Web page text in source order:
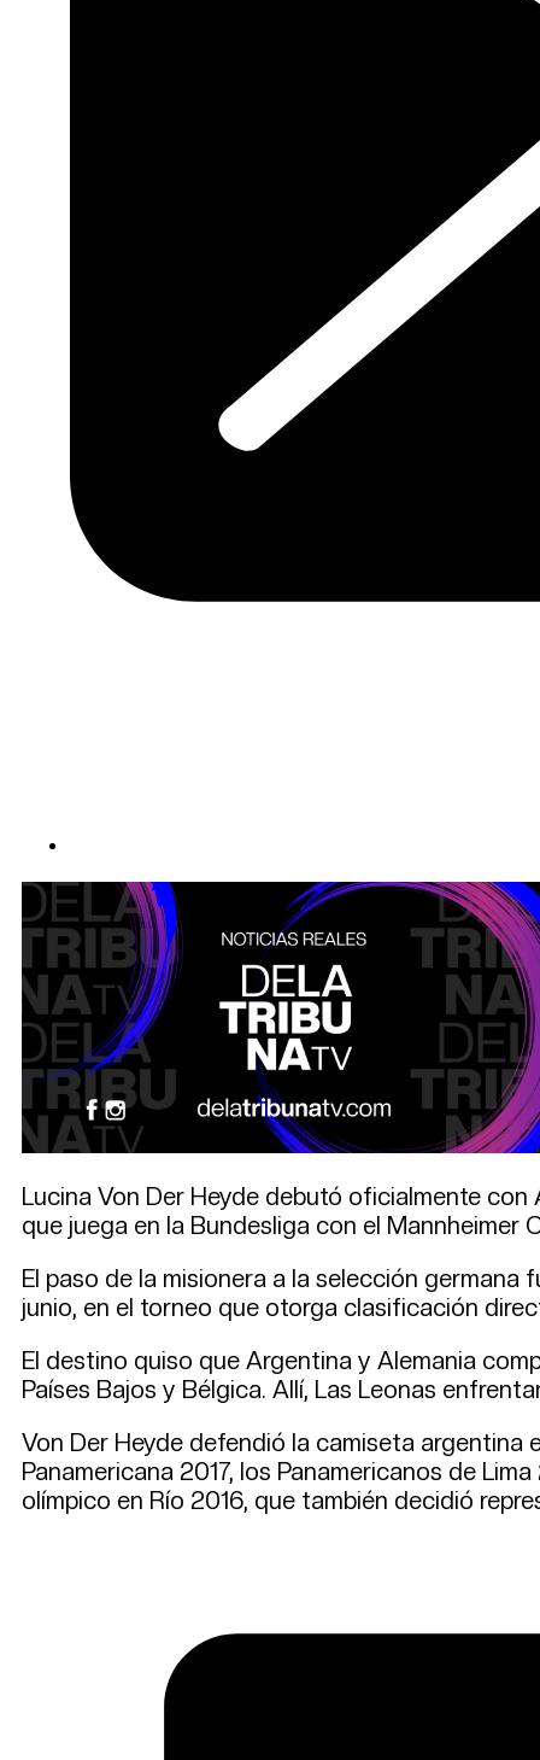
Lucina Von Der Heyde debutó oficialmente con
que juega en la Bundesliga con el
El paso de la misionera a la selección
junio, en el torneo que otorga clasificación
El destino quiso que Argentina y Alemania
Países Bajos y Bélgica. Allí, Las Leonas
Von Der Heyde defendió la camiseta
Panamericana 2017, los Panamericanos de
olímpico en Río 2016, que también decidió